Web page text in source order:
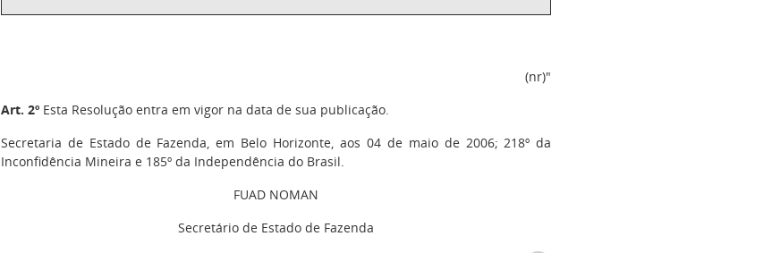
(nr)"
Art. 2ºEsta Resolução entra em vigor na data de sua publicação.
Secretaria de Estado de Fazenda, em Belo Horizonte, aos 04 de maio de 2006; 218º da
Inconfidência Mineira e 185º da Independência do Brasil.
FUAD NOMAN
Secretário de Estado de Fazenda